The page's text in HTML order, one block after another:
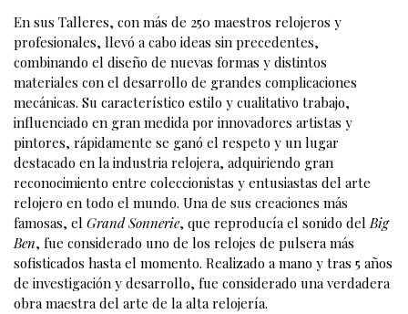
En sus Talleres, con más de 250 maestros relojeros y
profesionales, llevó a cabo ideas sin precedentes,
combinando el diseño de nuevas formas y distintos
materiales con el desarrollo de grandes complicaciones
mecánicas. Su característico estilo y cualitativo trabajo,
influenciado en gran medida por innovadores artistas y
pintores, rápidamente se ganó el respeto y un lugar
destacado en la industria relojera, adquiriendo gran
reconocimiento entre coleccionistas y entusiastas del arte
relojero en todo el mundo. Una de sus creaciones más
famosas, el GrandSonnerie, que reproducía el sonido delBig
Ben, fue considerado uno de los relojes de pulsera más
sofisticados hasta el momento. Realizado a mano y tras 5 años
de investigación y desarrollo, fue considerado una verdadera
obra maestra del arte de la alta relojería.